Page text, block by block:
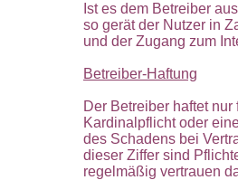
Ist es dem Betreiber
so gerät der Nutzer in
und der Zugang zum
Betreiber-Haftung
Der Betreiber haftet
Kardinalpflicht oder
des Schadens bei
dieser Ziffer sind
regelmäßig vertrauen